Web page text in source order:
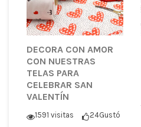
DECORA CON AMOR
CON NUESTRAS
TELAS PARA
CELEBRAR SAN
VALENTÍN
1591 visitas 24Gustó